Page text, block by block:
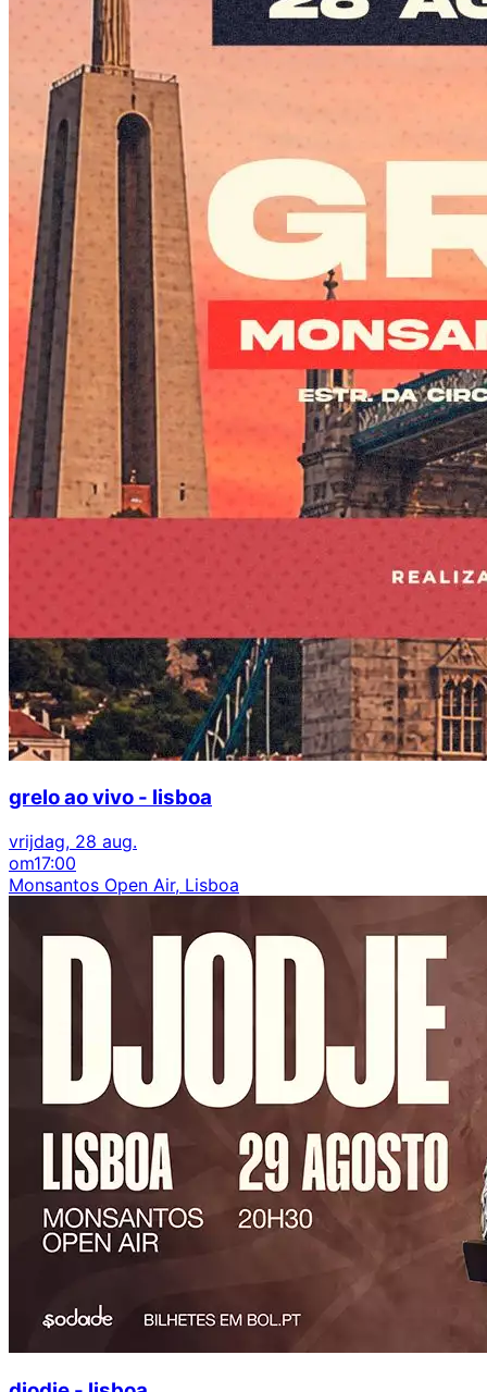
grelo ao vivo - lisboa
vrijdag, 28 aug.
om17:00
Monsantos Open Air, Lisboa